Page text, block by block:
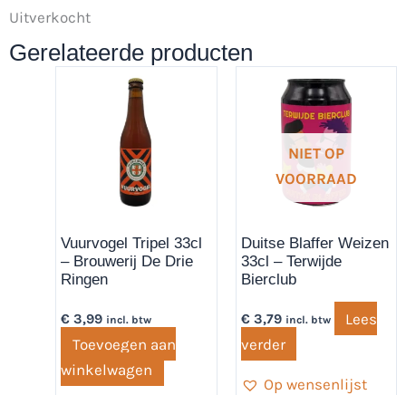
Uitverkocht
Gerelateerde producten
Vuurvogel Tripel 33cl
– Brouwerij De Drie
Ringen
€ 3,99 incl. btw
Toevoegen aan
winkelwagen
NIET OP
VOORRAAD
Duitse Blaffer Weizen
33cl – Terwijde
Bierclub
€3,79 incl. btw
Lees
verder
Op wensenlijst